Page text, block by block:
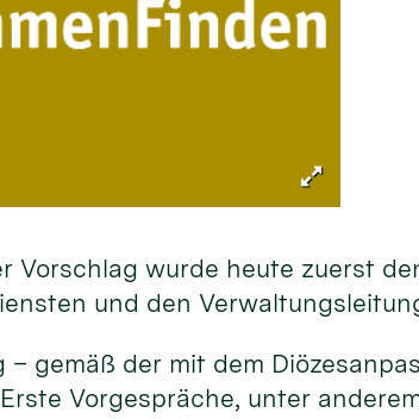
Vor­schlag wurde heute zuerst
und den
– gemäß der mit dem
Vor­ge­sprä­che, unter